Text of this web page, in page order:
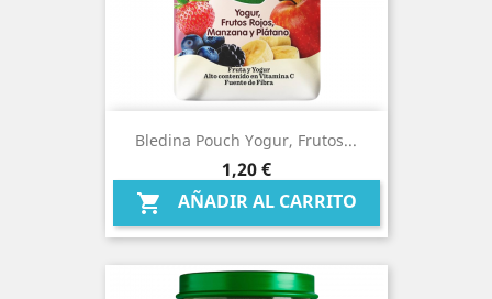
Bledina Pouch Yogur, Frutos...
Precio
1,20 €
 AÑADIR AL CARRITO